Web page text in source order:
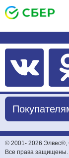
© 2001- 2026 Элвес®,
Все права защищены.